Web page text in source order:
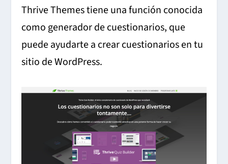
Thrive Themes tiene una función conocida
como generador de cuestionarios, que
puede ayudarte a crear cuestionarios en tu
sitio de WordPress.